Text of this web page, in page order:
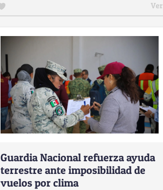
Ver
Guardia Nacional refuerza ayuda
terrestre ante imposibilidad de
vuelos por clima